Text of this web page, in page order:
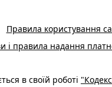
Правила користування
і правила надання
в своїй роботі